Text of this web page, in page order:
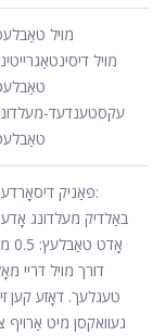
מויל
מויל
עקסטענדעד-
פּאַניק דיסאָרדער:
באַלדיק מעלדונג
אָדט
דורך מויל דריי
טעגלעך. דאָזע קען
געוואקסן מיט אַרויף